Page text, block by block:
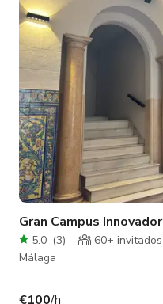
Gran Campus Innovador
5.0 (3)
60+ invitados
Málaga
€100/h